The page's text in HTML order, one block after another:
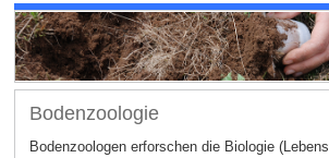
Bodenzoologie
Bodenzoologen erforschen die Biologie